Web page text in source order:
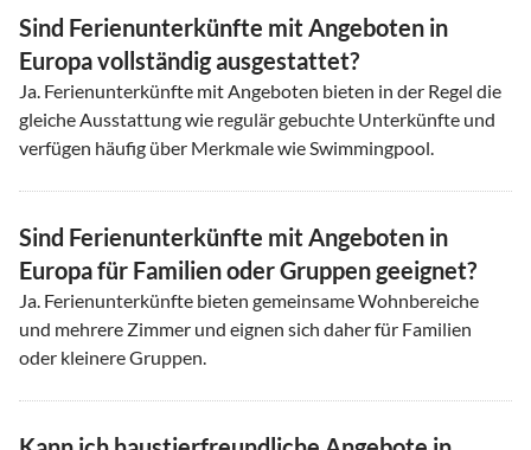
Sind Ferienunterkünfte mit Angeboten in
Europa vollständig ausgestattet?
Ja. Ferienunterkünfte mit Angeboten bieten in der Regel die
gleiche Ausstattung wie regulär gebuchte Unterkünfte und
verfügen häufig über Merkmale wie Swimmingpool.
Sind Ferienunterkünfte mit Angeboten in
Europa für Familien oder Gruppen geeignet?
Ja. Ferienunterkünfte bieten gemeinsame Wohnbereiche
und mehrere Zimmer und eignen sich daher für Familien
oder kleinere Gruppen.